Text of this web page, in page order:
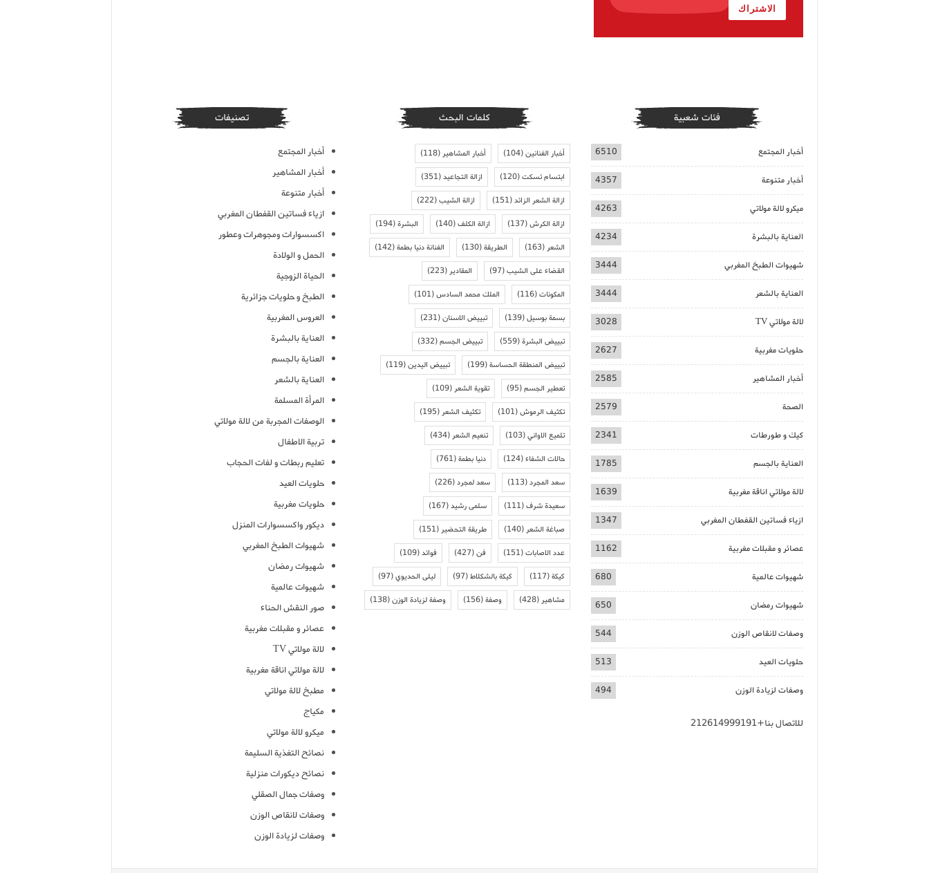
الاشتراك
فئات شعبية
أخبار المجتمع 6510
أخبار متنوعة 4357
ميكرو لالة مولاتي 4263
العناية بالبشرة 4234
شهيوات الطبخ المغربي 3444
العناية بالشعر 3444
لالة مولاتي TV 3028
حلويات مغربية 2627
أخبار المشاهير 2585
الصحة 2579
كيك و طورطات 2341
العناية بالجسم 1785
لالة مولاتي اناقة مغربية 1639
ازياء فساتين القفطان المغربي 1347
عصائر و مقبلات مغربية 1162
شهيوات عالمية 680
شهيوات رمضان 650
وصفات لانقاص الوزن 544
حلويات العيد 513
وصفات لزيادة الوزن 494
للاتصال بنا+212614999191
كلمات البحث
أخبار الفنانين(104) أخبار المشاهير(118)
ابتسام تسكت(120) ازالة التجاعيد(351)
ازالة الشعر الزائد(151) ازالة الشيب(222)
ازالة الكرش(137) ازالة الكلف(140) البشرة(194)
الشعر(163) الطريقة(130) الفنانة دنيا بطمة(142)
القضاء على الشيب(97) المقادير(223)
المكونات(116) الملك محمد السادس(101)
بسمة بوسيل(139) تبييض الاسنان(231)
تبييض البشرة(559) تبييض الجسم(332)
تبييض المنطقة الحساسة(199) تبييض اليدين(119)
تعطير الجسم(95) تقوية الشعر(109)
تكثيف الرموش(101) تكثيف الشعر(195)
تلميع الاواني(103) تنعيم الشعر(434)
حالات الشفاء(124) دنيا بطمة(761)
سعد المجرد(113) سعد لمجرد(226)
سعيدة شرف(111) سلمى رشيد(167)
صباغة الشعر(140) طريقة التحضير(151)
عدد الاصابات(151) فن(427) فوائد(109)
كيكة(117) كيكة بالشكلاط(97) ليلى الحديوي(97)
مشاهير(428) وصفة(156) وصفة لزيادة الوزن(138)
تصنيفات
أخبار المجتمع
أخبار المشاهير
أخبار متنوعة
ازياء فساتين القفطان المغربي
اكسسوارات ومجوهرات وعطور
الحمل و الولادة
الحياة الزوجية
الطبخ و حلويات جزائرية
العروس المغربية
العناية بالبشرة
العناية بالجسم
العناية بالشعر
المرأة المسلمة
الوصفات المجربة من لالة مولاتي
تربية الاطفال
تعليم ربطات و لفات الحجاب
حلويات العيد
حلويات مغربية
ديكور واكسسوارات المنزل
شهيوات الطبخ المغربي
شهيوات رمضان
شهيوات عالمية
صور النقش الحناء
عصائر و مقبلات مغربية
لالة مولاتي TV
لالة مولاتي اناقة مغربية
مطبخ لالة مولاتي
مكياج
ميكرو لالة مولاتي
نصائح التغذية السليمة
نصائح ديكورات منزلية
وصفات جمال الصقلي
وصفات لانقاص الوزن
وصفات لزيادة الوزن